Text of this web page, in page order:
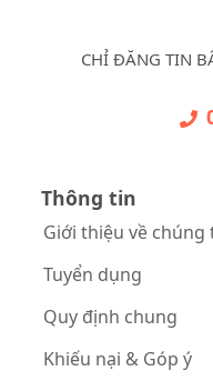
CHỈ ĐĂNG TIN
Thông tin
Giới thiệu về chúng
Tuyển dụng
Quy định chung
Khiếu nại & Góp ý